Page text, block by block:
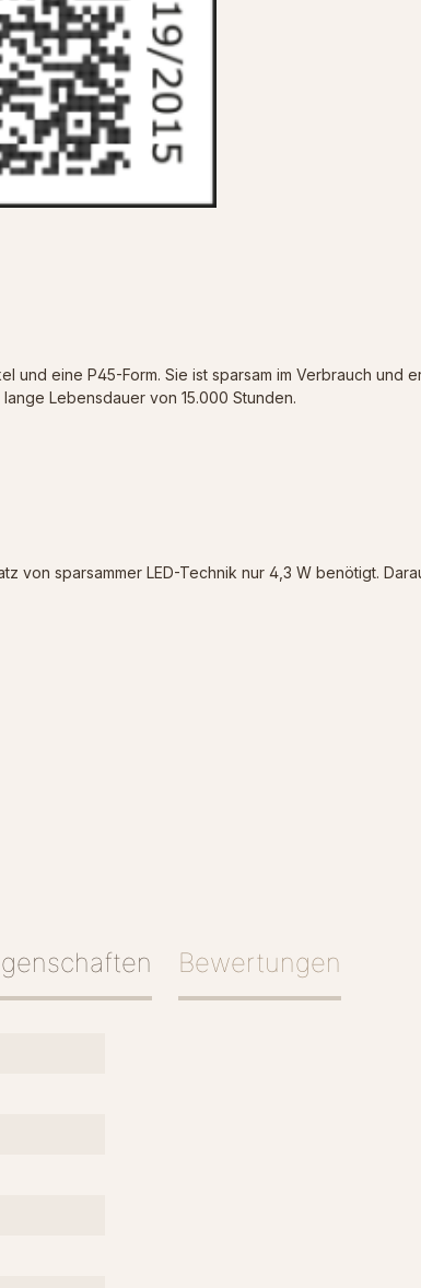
und eine P45-Form. Sie ist sparsam im Verbrauch
Lebensdauer von 15.000 Stunden.
von sparsammer LED-Technik nur 4,3 W benötigt.
Bewertungen